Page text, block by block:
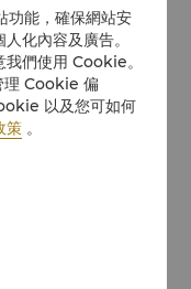
適的住宿環境。入住
括但不限於自助式早
境是您工作與休閒的
功能，確保網站安
化內容及廣告。
們使用 Cookie。
理 Cookie 偏
以及您可如何
策 。